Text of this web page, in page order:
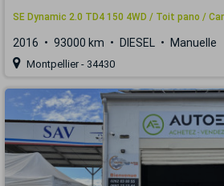
SE Dynamic 2.0 TD4 150 4WD / Toit pano /
2016 93000 km DIESEL Manuelle
Montpellier - 34430